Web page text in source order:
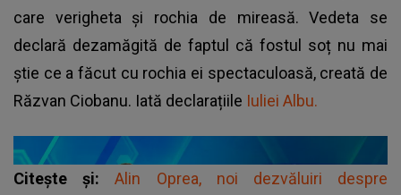
care verigheta și rochia de mireasă. Vedeta se
declară dezamăgită de faptul că fostul soț nu mai
știe ce a făcut cu rochia ei spectaculoasă, creată de
Răzvan Ciobanu. Iată declarațiile Iuliei Albu.
Citește și:Alin Oprea, noi dezvăluiri despre